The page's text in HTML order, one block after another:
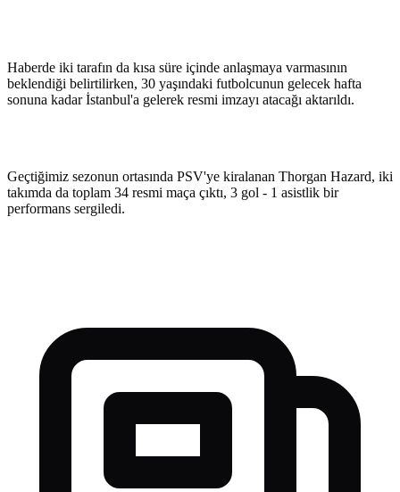
Haberde iki tarafın da kısa süre içinde anlaşmaya varmasının
beklendiği belirtilirken, 30 yaşındaki futbolcunun gelecek hafta
sonuna kadar İstanbul'a gelerek resmi imzayı atacağı aktarıldı.
Geçtiğimiz sezonun ortasında PSV'ye kiralanan Thorgan Hazard, iki
takımda da toplam 34 resmi maça çıktı, 3 gol - 1 asistlik bir
performans sergiledi.